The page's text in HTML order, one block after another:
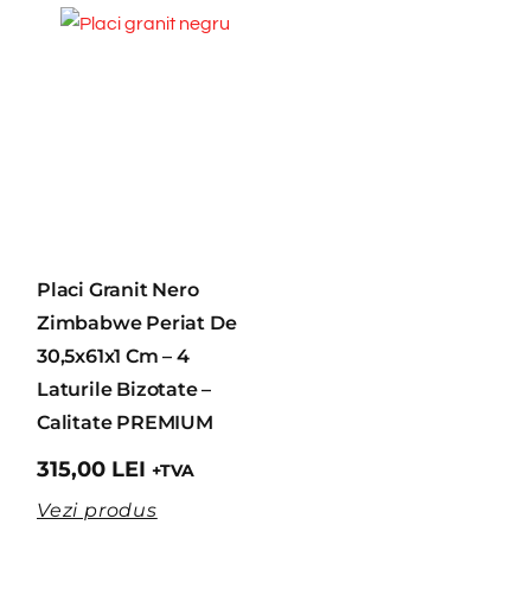
Placi Granit Nero
Zimbabwe Periat De
30,5x61x1 Cm – 4
Laturile Bizotate –
Calitate PREMIUM
315,00 LEI +TVA
Vezi produs